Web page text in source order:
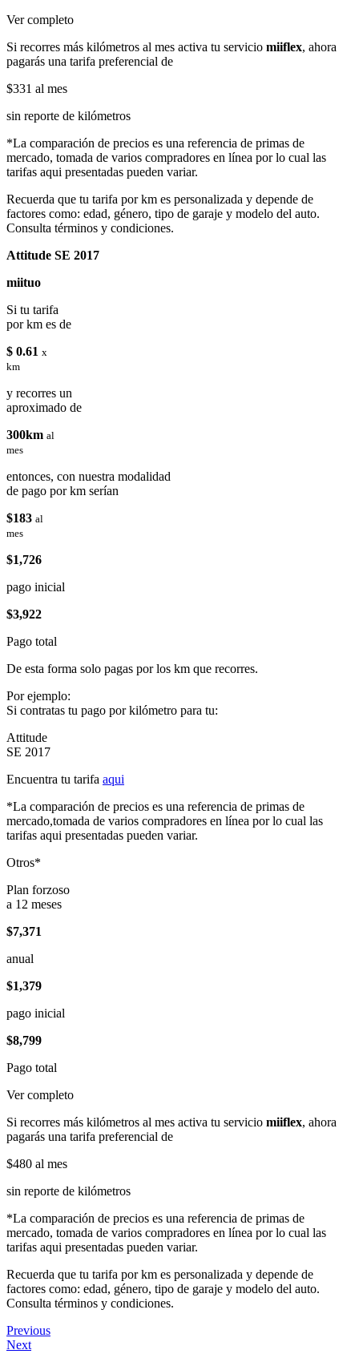
Ver completo
Si recorres más kilómetros al mes activa tu servicio miiflex, ahora
pagarás una tarifa preferencial de
$331 al mes
sin reporte de kilómetros
*La comparación de precios es una referencia de primas de
mercado, tomada de varios compradores en línea por lo cual las
tarifas aqui presentadas pueden variar.
Recuerda que tu tarifa por km es personalizada y depende de
factores como: edad, género, tipo de garaje y modelo del auto.
Consulta términos y condiciones.
Attitude SE 2017
miituo
Si tu tarifa
por km es de
$ 0.61 x
km
y recorres un
aproximado de
300km al
mes
entonces, con nuestra modalidad
de pago por km serían
$183 al
mes
$1,726
pago inicial
$3,922
Pago total
De esta forma solo pagas por los km que recorres.
Por ejemplo:
Si contratas tu pago por kilómetro para tu:
Attitude
SE 2017
Encuentra tu tarifa aqui
*La comparación de precios es una referencia de primas de
mercado,tomada de varios compradores en línea por lo cual las
tarifas aqui presentadas pueden variar.
Otros*
Plan forzoso
a 12 meses
$7,371
anual
$1,379
pago inicial
$8,799
Pago total
Ver completo
Si recorres más kilómetros al mes activa tu servicio miiflex, ahora
pagarás una tarifa preferencial de
$480 al mes
sin reporte de kilómetros
*La comparación de precios es una referencia de primas de
mercado, tomada de varios compradores en línea por lo cual las
tarifas aqui presentadas pueden variar.
Recuerda que tu tarifa por km es personalizada y depende de
factores como: edad, género, tipo de garaje y modelo del auto.
Consulta términos y condiciones.
Previous
Next